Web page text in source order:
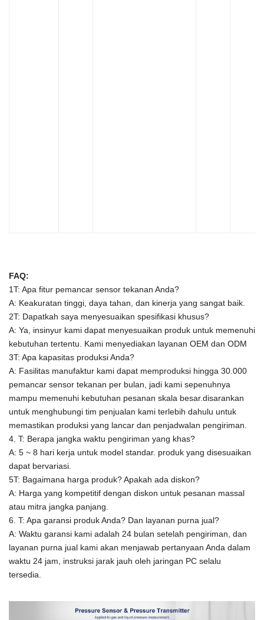
FAQ:
1T: Apa fitur pemancar sensor tekanan Anda?
A: Keakuratan tinggi, daya tahan, dan kinerja yang sangat baik.
2T: Dapatkah saya menyesuaikan spesifikasi khusus?
A: Ya, insinyur kami dapat menyesuaikan produk untuk memenuhi
kebutuhan tertentu. Kami menyediakan layanan OEM dan ODM
3T: Apa kapasitas produksi Anda?
A: Fasilitas manufaktur kami dapat memproduksi hingga 30.000
pemancar sensor tekanan per bulan, jadi kami sepenuhnya
mampu memenuhi kebutuhan pesanan skala besar.disarankan
untuk menghubungi tim penjualan kami terlebih dahulu untuk
memastikan produksi yang lancar dan penjadwalan pengiriman.
4. T: Berapa jangka waktu pengiriman yang khas?
A: 5 ~ 8 hari kerja untuk model standar. produk yang disesuaikan
dapat bervariasi.
5T: Bagaimana harga produk? Apakah ada diskon?
A: Harga yang kompetitif dengan diskon untuk pesanan massal
atau mitra jangka panjang.
6. T: Apa garansi produk Anda? Dan layanan purna jual?
A: Waktu garansi kami adalah 24 bulan setelah pengiriman, dan
layanan purna jual kami akan menjawab pertanyaan Anda dalam
waktu 24 jam, instruksi jarak jauh oleh jaringan PC selalu
tersedia.